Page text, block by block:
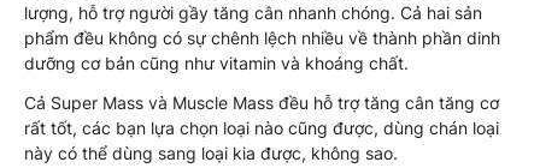
lượng, hỗ trợ người gầy tăng cân nhanh chóng. Cả hai sản
phẩm đều không có sự chênh lệch nhiều về thành phần dinh
dưỡng cơ bản cũng như vitamin và khoáng chất.
Cả Super Mass và Muscle Mass đều hỗ trợ tăng cân tăng cơ
rất tốt, các bạn lựa chọn loại nào cũng được, dùng chán loại
này có thể dùng sang loại kia được, không sao.